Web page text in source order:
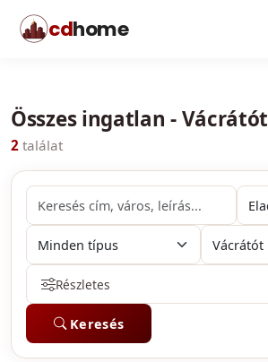
cdhome
Összes ingatlan - Vácrátót
2 találat
Részletes
Keresés